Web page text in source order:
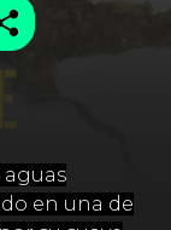
aguas
en una de